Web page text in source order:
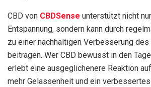
CBD von CBDSense unterstützt nicht
Entspannung, sondern kann durch
zu einer nachhaltigen Verbesserung
beitragen. Wer CBD bewusst in den
erlebt eine ausgeglichenere Reaktion
mehr Gelassenheit und ein